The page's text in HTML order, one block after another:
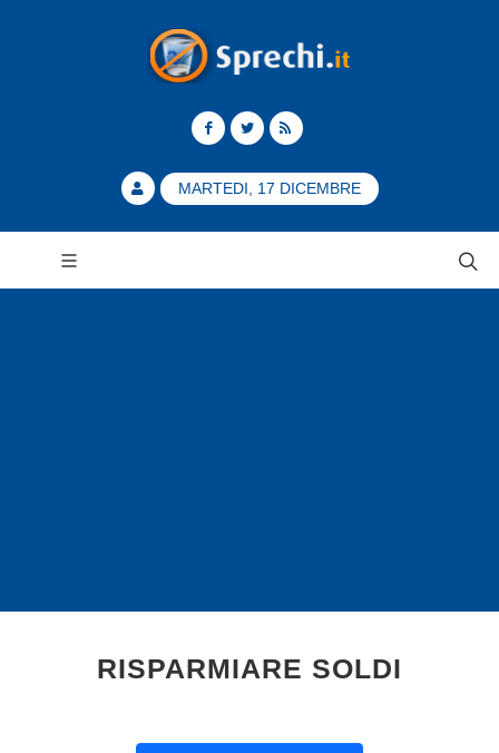
MARTEDI, 17 DICEMBRE
RISPARMIARE SOLDI